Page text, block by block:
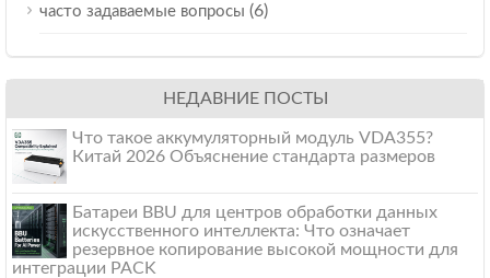
часто задаваемые вопросы (6)
НЕДАВНИЕ ПОСТЫ
Что такое аккумуляторный модуль VDA355?
Китай 2026 Объяснение стандарта размеров
Батареи BBU для центров обработки данных
искусственного интеллекта: Что означает
резервное копирование высокой мощности для
интеграции PACK